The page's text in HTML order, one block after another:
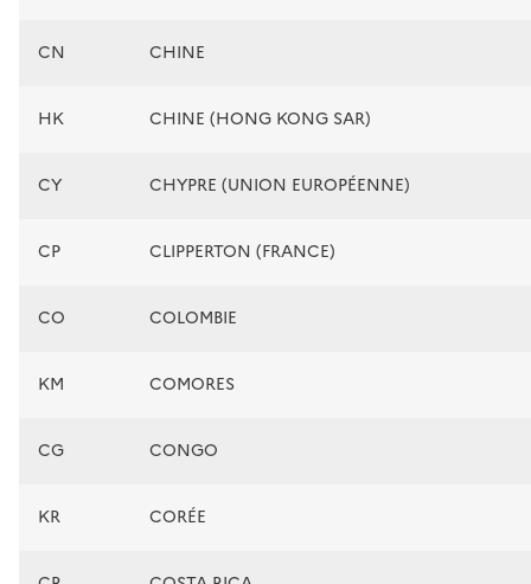
CN CHINE
HK CHINE (HONG KONG SAR)
CY CHYPRE (UNION EUROPÉENNE)
CP CLIPPERTON (FRANCE)
CO COLOMBIE
KM COMORES
CG CONGO
KR CORÉE